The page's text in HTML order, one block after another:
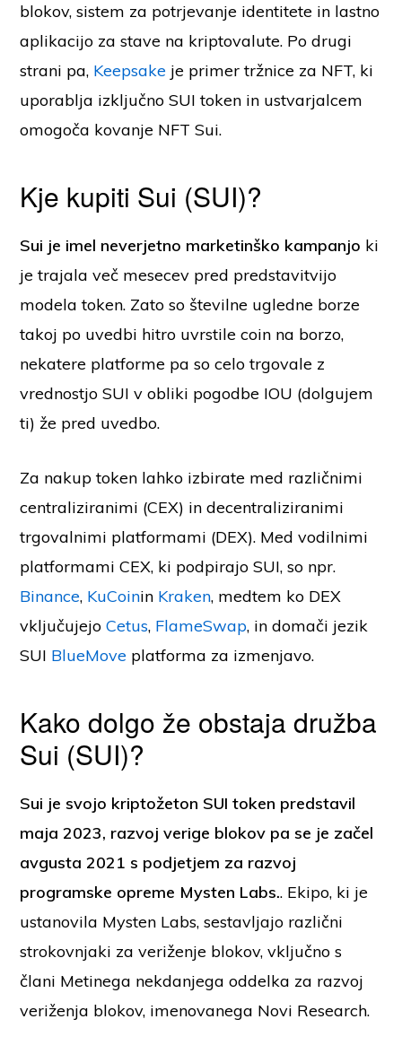
blokov, sistem za potrjevanje identitete in lastno
aplikacijo za stave na kriptovalute. Po drugi
strani pa, Keepsake je primer tržnice za NFT, ki
uporablja izključno SUI token in ustvarjalcem
omogoča kovanje NFT Sui.
Kje kupiti Sui (SUI)?
Sui je imel neverjetno marketinško kampanjo ki
je trajala več mesecev pred predstavitvijo
modela token. Zato so številne ugledne borze
takoj po uvedbi hitro uvrstile coin na borzo,
nekatere platforme pa so celo trgovale z
vrednostjo SUI v obliki pogodbe IOU (dolgujem
ti) že pred uvedbo.
Za nakup token lahko izbirate med različnimi
centraliziranimi (CEX) in decentraliziranimi
trgovalnimi platformami (DEX). Med vodilnimi
platformami CEX, ki podpirajo SUI, so npr.
Binance, KuCoinin Kraken, medtem ko DEX
vključujejoCetus, FlameSwap, in domači jezik
SUI BlueMove platforma za izmenjavo.
Kako dolgo že obstaja družba
Sui (SUI)?
Sui je svojo kriptožeton SUI token predstavil
maja 2023, razvoj verige blokov pa se je začel
avgusta 2021 s podjetjem za razvoj
programske opreme Mysten Labs.. Ekipo, ki je
ustanovila Mysten Labs, sestavljajo različni
strokovnjaki za veriženje blokov, vključno s
člani Metinega nekdanjega oddelka za razvoj
veriženja blokov, imenovanega Novi Research.